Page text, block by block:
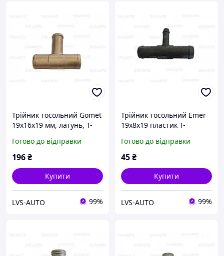
Трійник тосольний Gomet
19x16x19 мм, латунь, Т-
Готово до відправки
196₴
Купити
LVS-AUTO 99%
Трійник тосольний Emer
19x8x19 пластик Т-
Готово до відправки
45₴
Купити
LVS-AUTO 99%